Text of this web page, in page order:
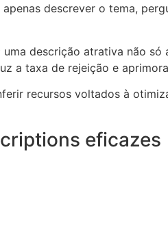
descrever o tema,
descrição atrativa não só
a taxa de rejeição e
recursos voltados à
eficazes